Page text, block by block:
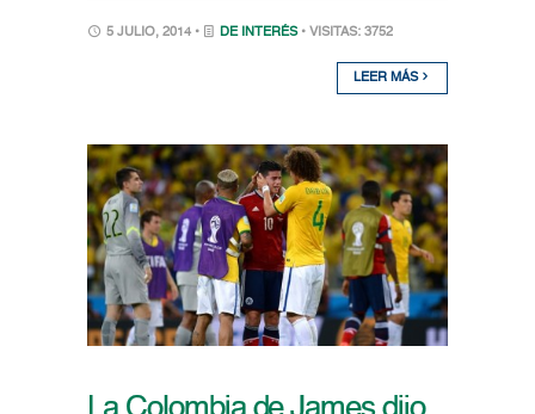
5 JULIO, 2014 • DE INTERÉS • VISITAS: 3752
LEER MÁS